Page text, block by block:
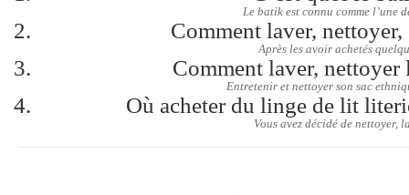
Le batik est connu comme l’une
Comment laver,
Après les avoir achetés
Comment laver, nettoyer
Entretenir et nettoyer son sac
Où acheter du linge de lit
Vous avez décidé de nettoyer,